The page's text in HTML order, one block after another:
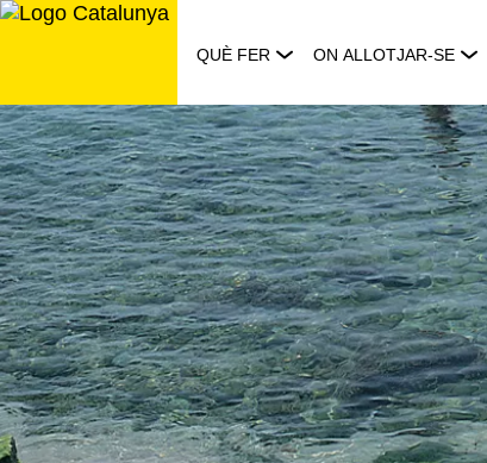
Saltar
QUÈ FER ON ALLOTJAR-SE